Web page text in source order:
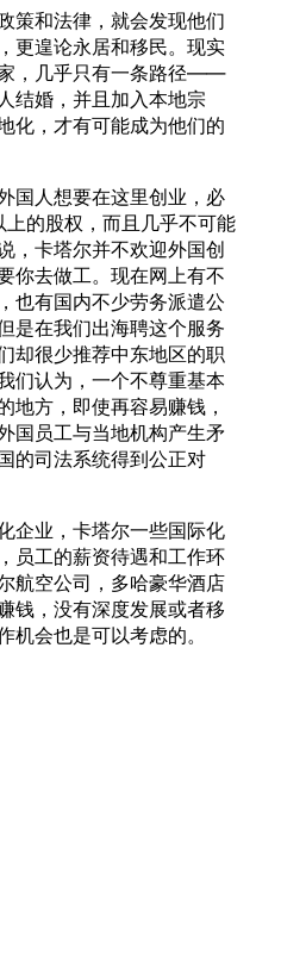
策和法律，就会发现他们
更遑论永居和移民。现实
，几乎只有一条路径——
结婚，并且加入本地宗
化，才有可能成为他们的
国人想要在这里创业，必
的股权，而且几乎不可能
，卡塔尔并不欢迎外国创
你去做工。现在网上有不
也有国内不少劳务派遣公
是在我们出海聘这个服务
却很少推荐中东地区的职
们认为，一个不尊重基本
地方，即使再容易赚钱，
国员工与当地机构产生矛
的司法系统得到公正对
企业，卡塔尔一些国际化
员工的薪资待遇和工作环
航空公司，多哈豪华酒店
钱，没有深度发展或者移
机会也是可以考虑的。